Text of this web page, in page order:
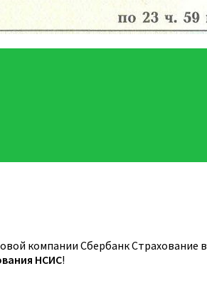
компании Сбербанк Страхование в
НСИС!